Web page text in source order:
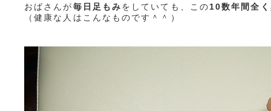
おばさんが毎日足もみをしていても、この10数年間全
（健康な人はこんなものです＾＾）